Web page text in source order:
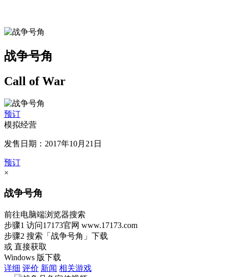
战争号角
Call of War
预订
模拟经营
发售日期：2017年10月21日
预订
×
战争号角
前往电脑端浏览器搜索
步骤1 访问17173官网 www.17173.com
步骤2 搜索 「战争号角」 下载
或 直接获取
Windows 版下载
详细 评价 新闻 相关游戏